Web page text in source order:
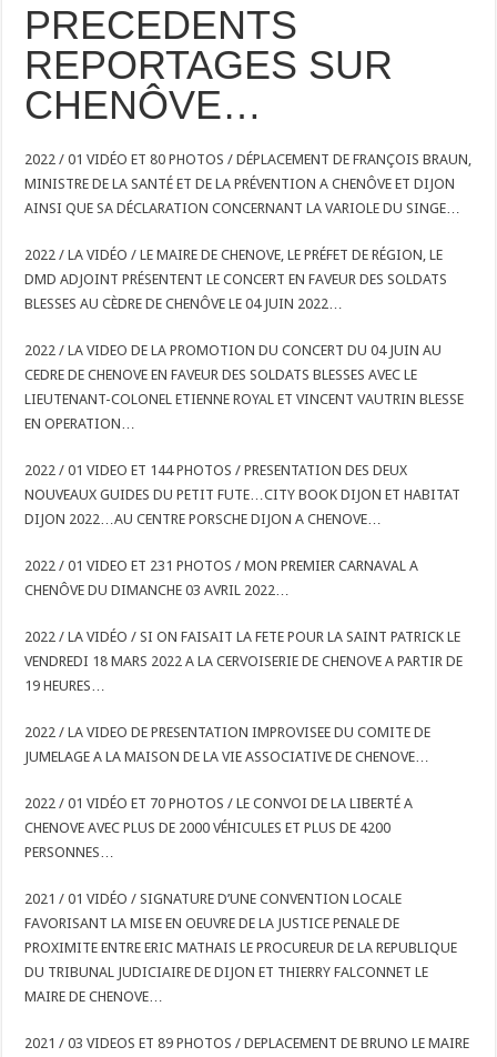
PRECEDENTS
REPORTAGES SUR
CHENÔVE…
2022 / 01 VIDÉO ET 80 PHOTOS / DÉPLACEMENT DE FRANÇOIS BRAUN,
MINISTRE DE LA SANTÉ ET DE LA PRÉVENTION A CHENÔVE ET DIJON
AINSI QUE SA DÉCLARATION CONCERNANT LA VARIOLE DU SINGE…
2022 / LA VIDÉO / LE MAIRE DE CHENOVE, LE PRÉFET DE RÉGION, LE
DMD ADJOINT PRÉSENTENT LE CONCERT EN FAVEUR DES SOLDATS
BLESSES AU CÈDRE DE CHENÔVE LE 04 JUIN 2022…
2022 / LA VIDEO DE LA PROMOTION DU CONCERT DU 04 JUIN AU
CEDRE DE CHENOVE EN FAVEUR DES SOLDATS BLESSES AVEC LE
LIEUTENANT-COLONEL ETIENNE ROYAL ET VINCENT VAUTRIN BLESSE
EN OPERATION…
2022 / 01 VIDEO ET 144 PHOTOS / PRESENTATION DES DEUX
NOUVEAUX GUIDES DU PETIT FUTE…CITY BOOK DIJON ET HABITAT
DIJON 2022…AU CENTRE PORSCHE DIJON A CHENOVE…
2022 / 01 VIDEO ET 231 PHOTOS / MON PREMIER CARNAVAL A
CHENÔVE DU DIMANCHE 03 AVRIL 2022…
2022 / LA VIDÉO / SI ON FAISAIT LA FETE POUR LA SAINT PATRICK LE
VENDREDI 18 MARS 2022 A LA CERVOISERIE DE CHENOVE A PARTIR DE
19 HEURES…
2022 / LA VIDEO DE PRESENTATION IMPROVISEE DU COMITE DE
JUMELAGE A LA MAISON DE LA VIE ASSOCIATIVE DE CHENOVE…
2022 / 01 VIDÉO ET 70 PHOTOS / LE CONVOI DE LA LIBERTÉ A
CHENOVE AVEC PLUS DE 2000 VÉHICULES ET PLUS DE 4200
PERSONNES…
2021 / 01 VIDÉO / SIGNATURE D’UNE CONVENTION LOCALE
FAVORISANT LA MISE EN OEUVRE DE LA JUSTICE PENALE DE
PROXIMITE ENTRE ERIC MATHAIS LE PROCUREUR DE LA REPUBLIQUE
DU TRIBUNAL JUDICIAIRE DE DIJON ET THIERRY FALCONNET LE
MAIRE DE CHENOVE…
2021 / 03 VIDEOS ET 89 PHOTOS / DEPLACEMENT DE BRUNO LE MAIRE